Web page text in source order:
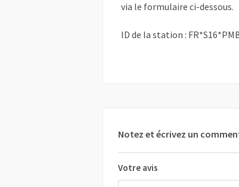
via le formulaire ci-dessous.
ID de la station :
Notez et écrivez un
Votre avis